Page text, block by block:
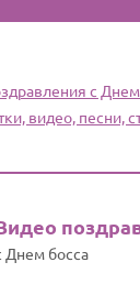
с
видео, песни,
Днем босса